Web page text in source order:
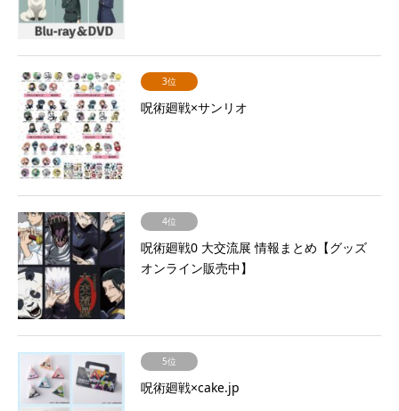
3位
呪術廻戦×サンリオ
4位
呪術廻戦0 大交流展 情報まとめ【グッズ
オンライン販売中】
5位
呪術廻戦×cake.jp